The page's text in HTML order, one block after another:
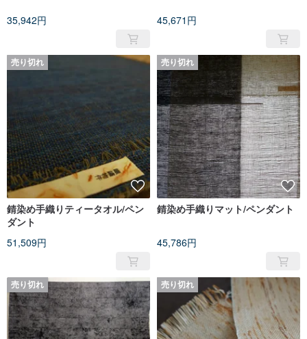
35,942円 45,671円
売り切れ
錆染め手織りティータオル/ペン
ダント
51,509円
売り切れ
錆染め手織りマット/ペンダント
45,786円
売り切れ 売り切れ